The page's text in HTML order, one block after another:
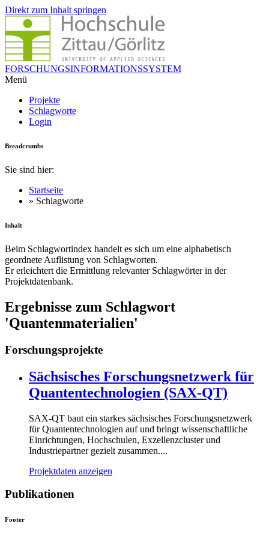
Direkt zum Inhalt springen
FORSCHUNGSINFORMATIONSSYSTEM
Menü
Projekte
Schlagworte
Login
Breadcrumbs
Sie sind hier:
Startseite
» Schlagworte
Inhalt
Beim Schlagwortindex handelt es sich um eine alphabetisch
geordnete Auflistung von Schlagworten.
Er erleichtert die Ermittlung relevanter Schlagwörter in der
Projektdatenbank.
Ergebnisse zum Schlagwort
'Quantenmaterialien'
Forschungsprojekte
Sächsisches Forschungsnetzwerk für
Quantentechnologien (SAX-QT)
SAX-QT baut ein starkes sächsisches Forschungsnetzwerk
für Quantentechnologien auf und bringt wissenschaftliche
Einrichtungen, Hochschulen, Exzellenzcluster und
Industriepartner gezielt zusammen....
Projektdaten anzeigen
Publikationen
Footer